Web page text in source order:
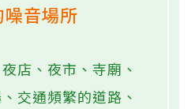
噪音場所
店、夜市、寺廟、
交通頻繁的道路、